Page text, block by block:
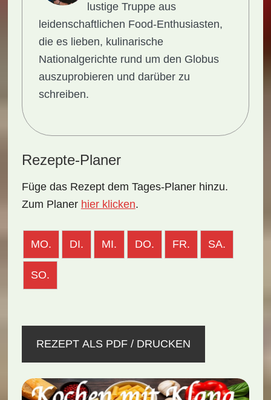
lustige Truppe aus
leidenschaftlichen Food-Enthusiasten,
die es lieben, kulinarische
Nationalgerichte rund um den Globus
auszuprobieren und darüber zu
schreiben.
Rezepte-Planer
Füge das Rezept dem Tages-Planer hinzu.
Zum Planer hier klicken.
MO. DI. MI. DO. FR. SA.
SO.
REZEPT ALS PDF / DRUCKEN